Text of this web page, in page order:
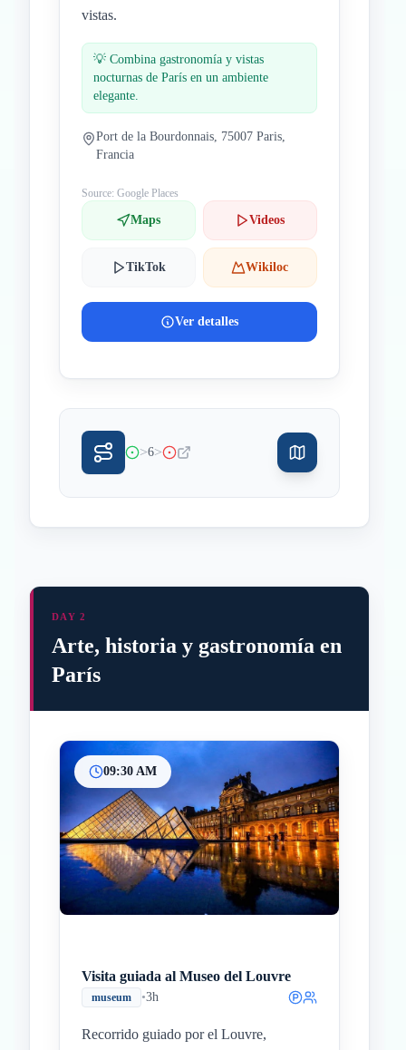
vistas.
💡 Combina gastronomía y vistas
nocturnas de París en un ambiente
elegante.
Port de la Bourdonnais, 75007 Paris,
Francia
Source: Google Places
Maps Videos
TikTok Wikiloc
Ver detalles
>6>
InicioParadas intermedias
Final
DAY 2
Arte, historia y gastronomía en
París
09:30 AM
Visita guiada al Museo del Louvre
museum •3h
Recorrido guiado por el Louvre,